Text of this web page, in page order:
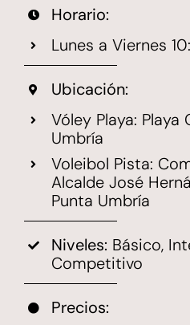
Horario:
Lunes a Viernes
Ubicación:
Vóley Playa: Playa
Umbría
Voleibol Pista:
Alcalde José
Punta Umbría
Niveles: Básico,
Competitivo
Precios: